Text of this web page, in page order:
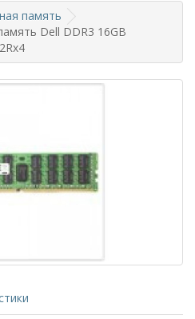
память
Dell DDR3 16GB